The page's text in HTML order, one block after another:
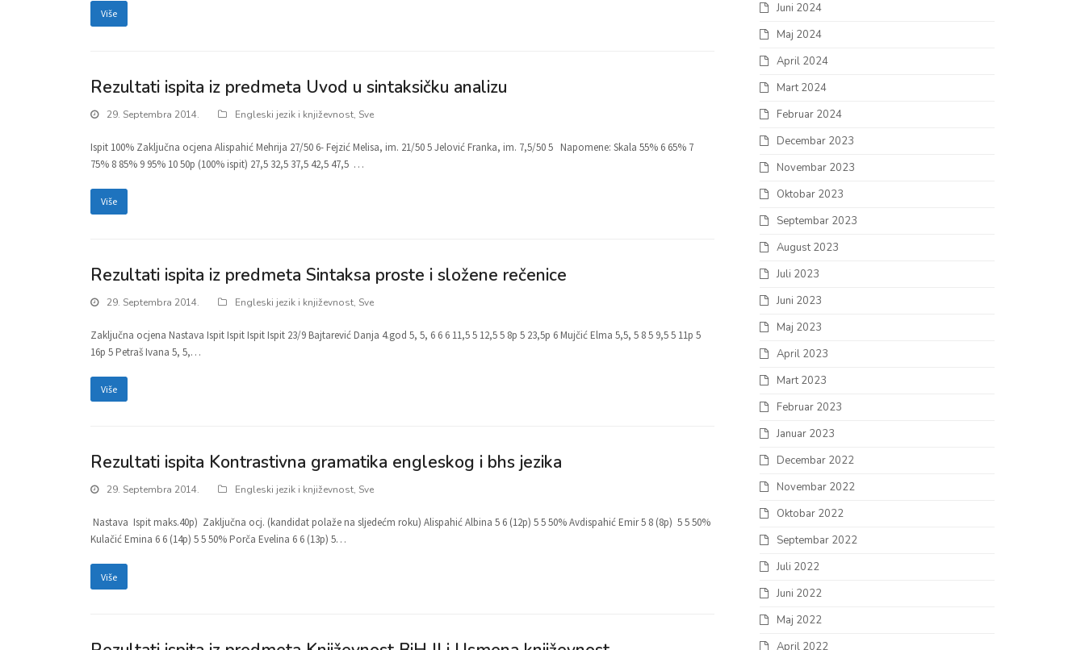
Više
Rezultati ispita iz predmeta Uvod u sintaksičku analizu
29. Septembra 2014. Engleski jezik i književnost, Sve
Ispit 100% Zaključna ocjena Alispahić Mehrija 27/50 6- Fejzić Melisa, im. 21/50 5 Jelović Franka, im. 7,5/50 5 Napomene: Skala 55% 6 65% 7
75% 8 85% 9 95% 10 50p (100% ispit) 27,5 32,5 37,5 42,5 47,5 …
Više
Rezultati ispita iz predmeta Sintaksa proste i složene rečenice
29. Septembra 2014. Engleski jezik i književnost, Sve
Zaključna ocjena Nastava Ispit Ispit Ispit Ispit 23/9 Bajtarević Danja 4.god 5, 5, 6 6 6 11,5 5 12,5 5 8p 5 23,5p 6 Mujčić Elma 5,5, 5 8 5 9,5 5 11p 5
16p 5 Petraš Ivana 5, 5,…
Više
Rezultati ispita Kontrastivna gramatika engleskog i bhs jezika
29. Septembra 2014. Engleski jezik i književnost, Sve
Nastava Ispit maks.40p) Zaključna ocj. (kandidat polaže na sljedećm roku) Alispahić Albina 5 6 (12p) 5 5 50% Avdispahić Emir 5 8 (8p) 5 5 50%
Kulačić Emina 6 6 (14p) 5 5 50% Porča Evelina 6 6 (13p) 5…
Više
Juni 2024
Maj 2024
April 2024
Mart 2024
Februar 2024
Decembar 2023
Novembar 2023
Oktobar 2023
Septembar 2023
August 2023
Juli 2023
Juni 2023
Maj 2023
April 2023
Mart 2023
Februar 2023
Januar 2023
Decembar 2022
Novembar 2022
Oktobar 2022
Septembar 2022
Juli 2022
Juni 2022
Maj 2022
April 2022